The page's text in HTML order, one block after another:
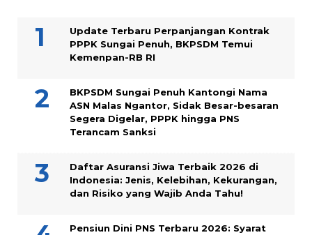
Update Terbaru Perpanjangan Kontrak
PPPK Sungai Penuh, BKPSDM Temui
Kemenpan-RB RI
BKPSDM Sungai Penuh Kantongi Nama
ASN Malas Ngantor, Sidak Besar-besaran
Segera Digelar, PPPK hingga PNS
Terancam Sanksi
Daftar Asuransi Jiwa Terbaik 2026 di
Indonesia: Jenis, Kelebihan, Kekurangan,
dan Risiko yang Wajib Anda Tahu!
Pensiun Dini PNS Terbaru 2026: Syarat